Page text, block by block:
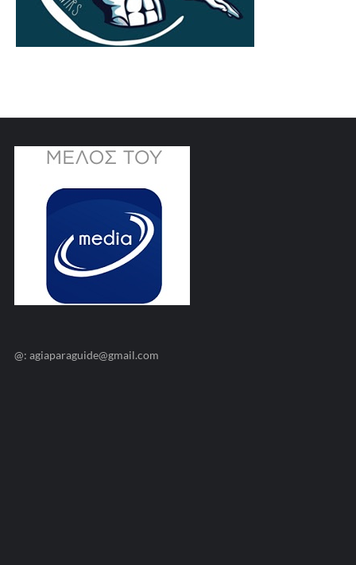
@: agiaparaguide@gmail.com